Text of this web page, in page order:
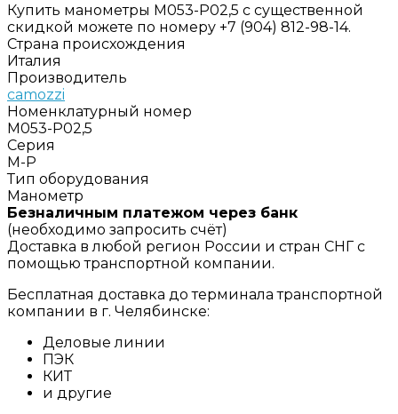
Купить манометры M053-P02,5 с существенной
скидкой можете по номеру +7 (904) 812-98-14.
Страна происхождения
Италия
Производитель
camozzi
Номенклатурный номер
M053-P02,5
Серия
M-P
Тип оборудования
Манометр
Безналичным платежом через банк
(необходимо запросить счёт)
Доставка в любой регион России и стран СНГ с
помощью транспортной компании.
Бесплатная доставка до терминала транспортной
компании в г. Челябинске:
Деловые линии
ПЭК
КИТ
и другие